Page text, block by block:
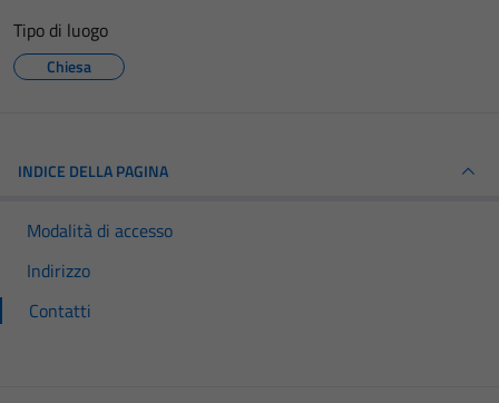
Tipo di luogo
Chiesa
INDICE DELLA PAGINA
Modalità di accesso
Indirizzo
Contatti